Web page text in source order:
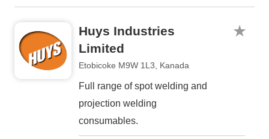
Huys Industries
Limited
Etobicoke M9W 1L3, Kanada
Full range of spot welding and
projection welding
consumables.